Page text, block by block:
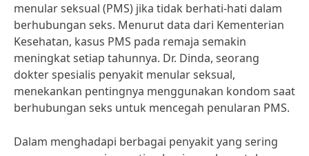
menular seksual (PMS) jika tidak berhati-hati dalam
berhubungan seks. Menurut data dari Kementerian
Kesehatan, kasus PMS pada remaja semakin
meningkat setiap tahunnya. Dr. Dinda, seorang
dokter spesialis penyakit menular seksual,
menekankan pentingnya menggunakan kondom saat
berhubungan seks untuk mencegah penularan PMS.
Dalam menghadapi berbagai penyakit yang sering